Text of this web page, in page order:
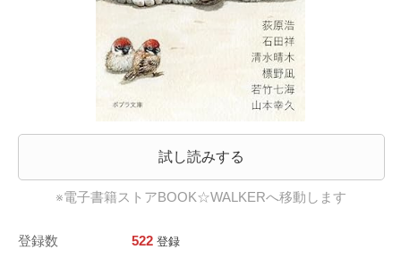
試し読みする
※電子書籍ストアBOOK☆WALKERへ移動します
登録数 522 登録